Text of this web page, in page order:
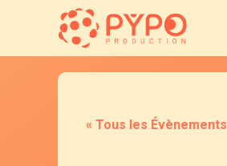
« Tous les Évènements